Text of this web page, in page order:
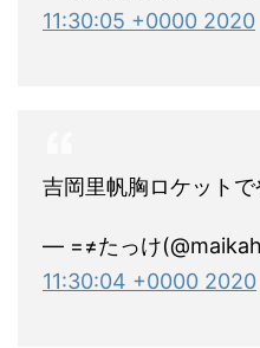
11:30:05 +0000 2020
吉岡里帆胸ロケット
— =≠たっけ
11:30:04 +0000 2020